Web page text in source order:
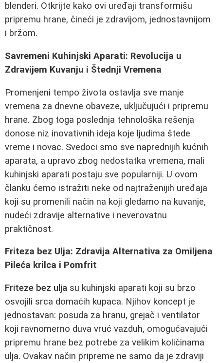
blenderi. Otkrijte kako ovi uređaji transformišu
pripremu hrane, čineći je zdravijom, jednostavnijom
i bržom.
Savremeni Kuhinjski Aparati: Revolucija u
Zdravijem Kuvanju i Štednji Vremena
Promenjeni tempo života ostavlja sve manje
vremena za dnevne obaveze, uključujući i pripremu
hrane. Zbog toga poslednja tehnološka rešenja
donose niz inovativnih ideja koje ljudima štede
vreme i novac. Svedoci smo sve naprednijih kućnih
aparata, a upravo zbog nedostatka vremena, mali
kuhinjski aparati postaju sve popularniji. U ovom
članku ćemo istražiti neke od najtraženijih uređaja
koji su promenili način na koji gledamo na kuvanje,
nudeći zdravije alternative i neverovatnu
praktičnost.
Friteza bez Ulja: Zdravija Alternativa za Omiljena
Pileća krilca i Pomfrit
Friteze bez ulja su kuhinjski aparati koji su brzo
osvojili srca domaćih kupaca. Njihov koncept je
jednostavan: posuda za hranu, grejač i ventilator
koji ravnomerno duva vruć vazduh, omogućavajući
pripremu hrane bez potrebe za velikim količinama
ulja. Ovakav način pripreme ne samo da je zdraviji